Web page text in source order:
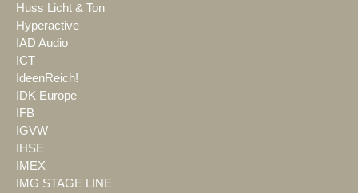
Huss Licht & Ton
Hyperactive
IAD Audio
ICT
IdeenReich!
IDK Europe
IFB
IGVW
IHSE
IMEX
IMG STAGE LINE